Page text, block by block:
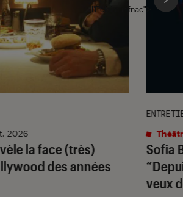
la face (très)
des années
2026
Sofia
veux
l'Éclaireur fnac">